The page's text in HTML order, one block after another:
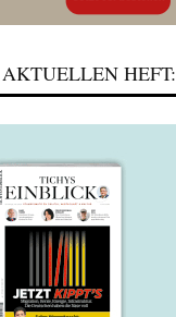
HEFT: